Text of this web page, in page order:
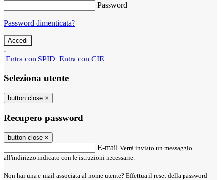
Password
Password dimenticata?
-
Entra con SPID Entra con CIE
Seleziona utente
button close ×
Recupero password
button close ×
E-mail Verrà inviato un messaggio
all'indirizzo indicato con le istruzioni necessarie.
Non hai una e-mail associata al nome utente? Effettua il reset della password